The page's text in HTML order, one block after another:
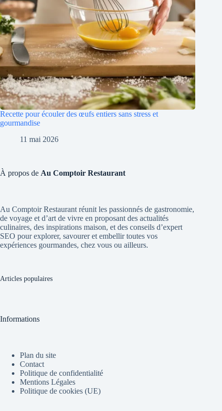
Recette pour écouler des œufs entiers sans stress et
gourmandise
11 mai 2026
À propos de Au Comptoir Restaurant
Au Comptoir Restaurant réunit les passionnés de gastronomie,
de voyage et d’art de vivre en proposant des actualités
culinaires, des inspirations maison, et des conseils d’expert
SEO pour explorer, savourer et embellir toutes vos
expériences gourmandes, chez vous ou ailleurs.
Articles populaires
Informations
Plan du site
Contact
Politique de confidentialité
Mentions Légales
Politique de cookies (UE)